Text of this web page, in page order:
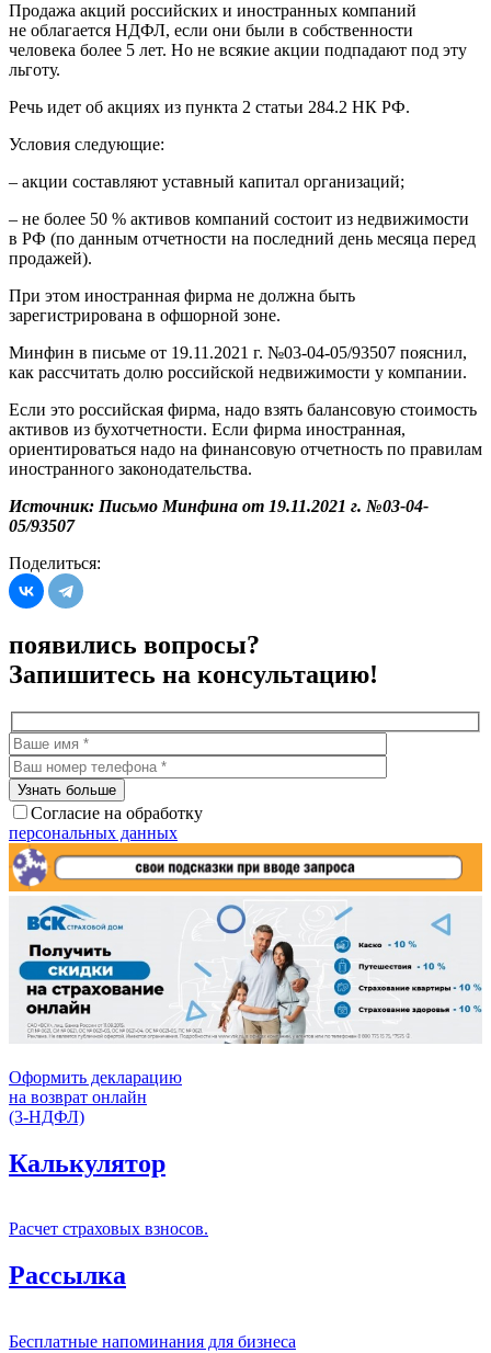
Продажа акций российских и иностранных компаний
не облагается НДФЛ, если они были в собственности
человека более 5 лет. Но не всякие акции подпадают под эту
льготу.
Речь идет об акциях из пункта 2 статьи 284.2 НК РФ.
Условия следующие:
– акции составляют уставный капитал организаций;
– не более 50 % активов компаний состоит из недвижимости
в РФ (по данным отчетности на последний день месяца перед
продажей).
При этом иностранная фирма не должна быть
зарегистрирована в офшорной зоне.
Минфин в письме от 19.11.2021 г. №03-04-05/93507 пояснил,
как рассчитать долю российской недвижимости у компании.
Если это российская фирма, надо взять балансовую стоимость
активов из бухотчетности. Если фирма иностранная,
ориентироваться надо на финансовую отчетность по правилам
иностранного законодательства.
Источник: Письмо Минфина от 19.11.2021 г. №03-04-
05/93507
Поделиться:
появились вопросы?
Запишитесь на консультацию!
Согласие на обработку
персональных данных
Оформить декларацию
на возврат онлайн
(3-НДФЛ)
Калькулятор
Расчет страховых взносов.
Рассылка
Бесплатные напоминания для бизнеса